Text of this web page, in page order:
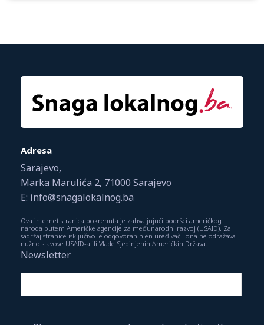
Adresa
Sarajevo,
Marka Marulića 2, 71000 Sarajevo
E: info@snagalokalnog.ba
Ova internet stranica pokrenuta je zahvaljujući podršci američkog
naroda putem Američke agencije za međunarodni razvoj (USAID). Za
sadržaj stranice isključivo je odgovoran njen uređivač i ona ne odražava
nužno stavove USAID-a ili Vlade Sjedinjenih Američkih Država.
Newsletter